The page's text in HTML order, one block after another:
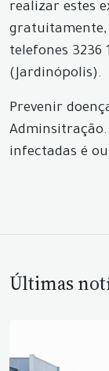
realizar estes
gratuitamente,
telefones 3236
(Jardinópolis).
Prevenir
infectadas é
Últimas